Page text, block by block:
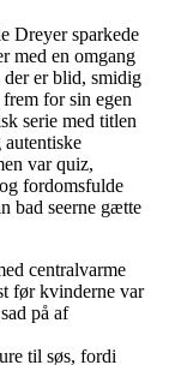
Dreyer sparkede
med en omgang
er blid, smidig
for sin egen
serie med titlen
var quiz,
fordomsfulde
bad seerne gætte
centralvarme
før kvinderne var
på af
til søs, fordi